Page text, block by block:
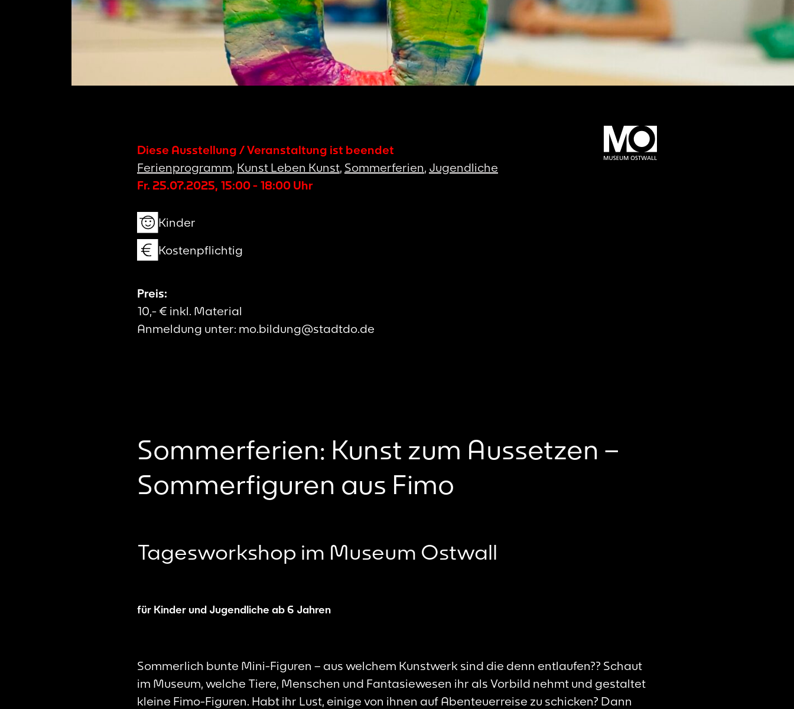
Diese Ausstellung / Veranstaltung ist beendet
Ferienprogramm, Kunst Leben Kunst, Sommerferien, Jugendliche
Fr. 25.07.2025, 15:00- 18:00 Uhr
Kinder
Kostenpflichtig
Preis:
10,- € inkl. Material
Anmeldung unter: mo.bildung@stadtdo.de
Sommerferien: Kunst zum Aussetzen –
Sommerfiguren aus Fimo
Tagesworkshop im Museum Ostwall
für Kinder und Jugendliche ab 6 Jahren
Sommerlich bunte Mini-Figuren – aus welchem Kunstwerk sind die denn entlaufen?? Schaut
im Museum, welche Tiere, Menschen und Fantasiewesen ihr als Vorbild nehmt und gestaltet
kleine Fimo-Figuren. Habt ihr Lust, einige von ihnen auf Abenteuerreise zu schicken? Dann